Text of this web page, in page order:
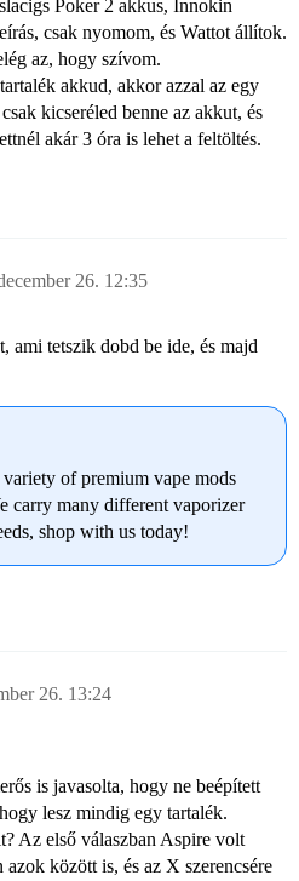
Poker 2 akkus, Innokin
csak nyomom, és Wattot állítok.
az, hogy szívom.
akkud, akkor azzal az egy
kicseréled benne az akkut, és
akár 3 óra is lehet a feltöltés.
26. 12:35
ami tetszik dobd be ide, és majd
of premium vape mods
carry many different vaporizer
shop with us today!
26. 13:24
is javasolta, hogy ne beépített
lesz mindig egy tartalék.
Az első válaszban Aspire volt
között is, és az X szerencsére